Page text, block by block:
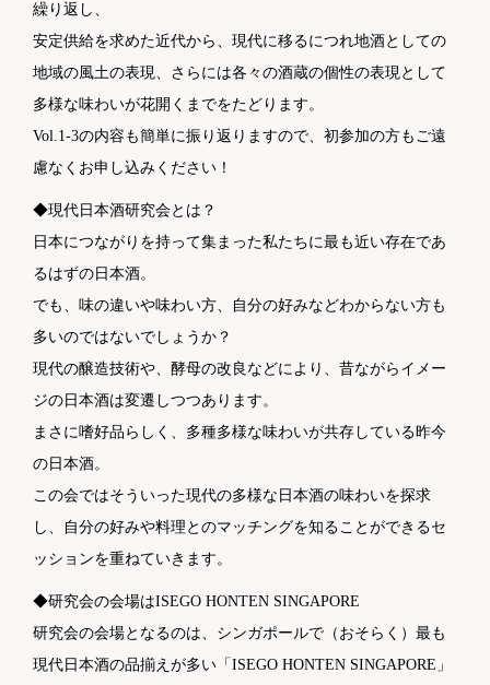
繰り返し、
安定供給を求めた近代から、現代に移るにつれ地酒としての
地域の風土の表現、さらには各々の酒蔵の個性の表現として
多様な味わいが花開くまでをたどります。
Vol.1-3の内容も簡単に振り返りますので、初参加の方もご遠
慮なくお申し込みください！
◆現代日本酒研究会とは？
日本につながりを持って集まった私たちに最も近い存在であ
るはずの日本酒。
でも、味の違いや味わい方、自分の好みなどわからない方も
多いのではないでしょうか？
現代の醸造技術や、酵母の改良などにより、昔ながらイメー
ジの日本酒は変遷しつつあります。
まさに嗜好品らしく、多種多様な味わいが共存している昨今
の日本酒。
この会ではそういった現代の多様な日本酒の味わいを探求
し、自分の好みや料理とのマッチングを知ることができるセ
ッションを重ねていきます。
◆研究会の会場はISEGO HONTEN SINGAPORE
研究会の会場となるのは、シンガポールで（おそらく）最も
現代日本酒の品揃えが多い「ISEGO HONTEN SINGAPORE」